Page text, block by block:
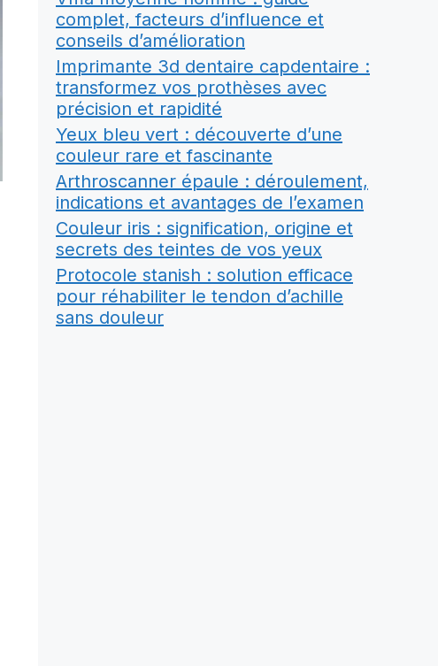
complet, facteurs d’influence et
conseils d’amélioration
Imprimante 3d dentaire capdentaire :
transformez vos prothèses avec
précision et rapidité
Yeux bleu vert : découverte d’une
couleur rare et fascinante
Arthroscanner épaule : déroulement,
indications et avantages de l’examen
Couleur iris : signification, origine et
secrets des teintes de vos yeux
Protocole stanish : solution efficace
pour réhabiliter le tendon d’achille
sans douleur